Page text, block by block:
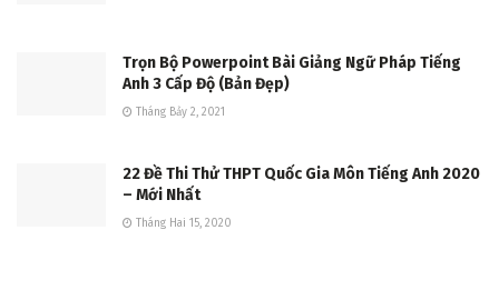
Trọn Bộ Powerpoint Bài Giảng Ngữ Pháp Tiếng
Anh 3 Cấp Độ (Bản Đẹp)
Tháng Bảy 2, 2021
22 Đề Thi Thử THPT Quốc Gia Môn Tiếng Anh 2020
– Mới Nhất
Tháng Hai 15, 2020